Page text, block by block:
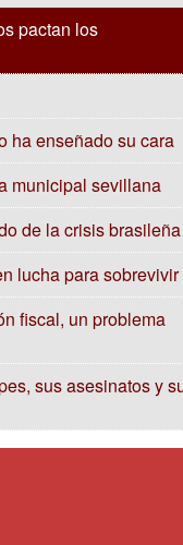
pactan los
ha enseñado su cara
municipal sevillana
de la crisis brasileña
lucha para sobrevivir
fiscal, un problema
sus asesinatos y